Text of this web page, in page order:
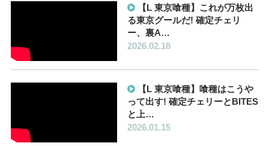
【L 東京喰種】これが万枚出
る東京グールだ! 確定チェリ
ー、裏A…
2026.02.18
【L 東京喰種】喰種はこうや
って出す! 確定チェリーとBITES
と上…
2026.01.15